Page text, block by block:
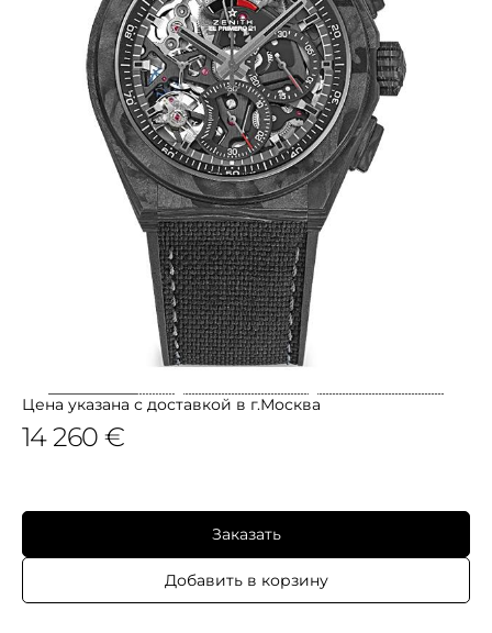
Цена указана с доставкой в г.Москва
14 260 €
Заказать
Добавить в корзину